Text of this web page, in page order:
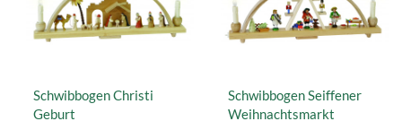
Schwibbogen Christi
Geburt
Schwibbogen Seiffener
Weihnachtsmarkt